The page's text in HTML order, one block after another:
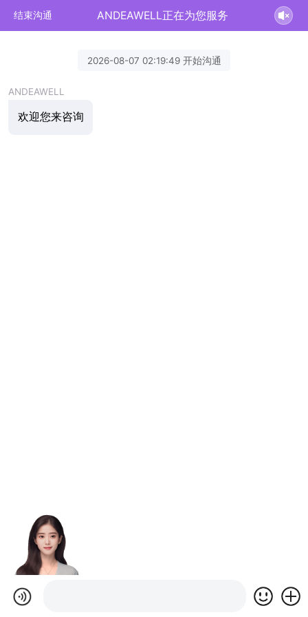
结束沟通 ANDEAWELL正在为您服务
2026-08-07 02:19:49 开始沟通
ANDEAWELL
欢迎您来咨询